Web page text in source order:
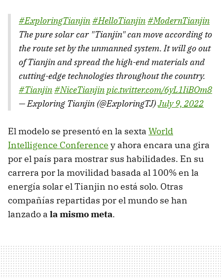
#ExploringTianjin#HelloTianjin#ModernTianjin
The pure solar car "Tianjin" can move according to
the route set by the unmanned system. It will go out
of Tianjin and spread the high-end materials and
cutting-edge technologies throughout the country.
#Tianjin#NiceTianjinpic.twitter.com/6yL1IiBOm8
— Exploring Tianjin (@ExploringTJ)July 9, 2022
El modelo se presentó en la sexta World
Intelligence Conference y ahora encara una gira
por el país para mostrar sus habilidades. En su
carrera por la movilidad basada al 100% en la
energía solar el Tianjin no está solo. Otras
compañías repartidas por el mundo se han
lanzado a la mismo meta.